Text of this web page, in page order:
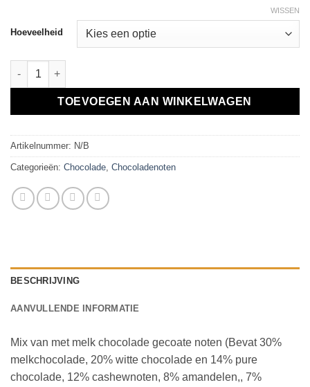
Hoeveelheid
WISSEN
Chocoladenoten Mix aantal
TOEVOEGEN AAN WINKELWAGEN
Artikelnummer: N/B
Categorieën: Chocolade Chocoladenoten
BESCHRIJVING
AANVULLENDE INFORMATIE
Mix van met melk chocolade gecoate noten (Bevat 30%
melkchocolade, 20% witte chocolade en 14% pure
chocolade, 12% cashewnoten, 8% amandelen,, 7%